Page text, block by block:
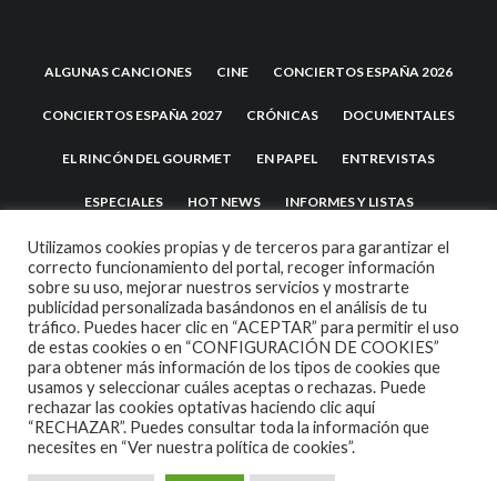
ALGUNAS CANCIONES CINE CONCIERTOS ESPAÑA 2026
CONCIERTOS ESPAÑA 2027 CRÓNICAS DOCUMENTALES
EL RINCÓN DEL GOURMET EN PAPEL ENTREVISTAS
ESPECIALES HOT NEWS INFORMES Y LISTAS
LA TRASTIENDA MIS DISCOS Y YO NOTICIAS OPINIÓN
REVIEWS TEATRO TU DISCO ME SUENA
Utilizamos cookies propias y de terceros para garantizar el
correcto funcionamiento del portal, recoger información
sobre su uso, mejorar nuestros servicios y mostrarte
publicidad personalizada basándonos en el análisis de tu
tráfico. Puedes hacer clic en “ACEPTAR” para permitir el uso
de estas cookies o en “CONFIGURACIÓN DE COOKIES”
para obtener más información de los tipos de cookies que
usamos y seleccionar cuáles aceptas o rechazas. Puede
rechazar las cookies optativas haciendo clic aquí
“RECHAZAR”. Puedes consultar toda la información que
necesites en “Ver nuestra política de cookies”.